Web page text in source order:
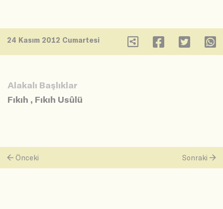
24 Kasım 2012 Cumartesi
Alakalı Başlıklar
Fıkıh , Fıkıh Usûlü
Önceki Sonraki